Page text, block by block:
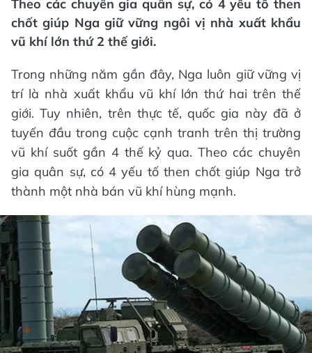
Theo các chuyên gia quân sự, có 4 yếu tố then
chốt giúp Nga giữ vững ngôi vị nhà xuất khẩu
vũ khí lớn thứ 2 thế giới.
Trong những năm gần đây, Nga luôn giữ vững vị
trí là nhà xuất khẩu vũ khí lớn thứ hai trên thế
giới. Tuy nhiên, trên thực tế, quốc gia này đã ở
tuyến đầu trong cuộc cạnh tranh trên thị trường
vũ khí suốt gần 4 thế kỷ qua. Theo các chuyên
gia quân sự, có 4 yếu tố then chốt giúp Nga trở
thành một nhà bán vũ khí hùng mạnh.